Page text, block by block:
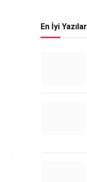
En İyi Yazılar